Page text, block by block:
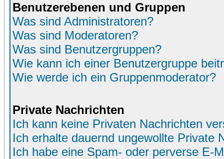
Benutzerebenen und Gruppen
Was sind Administratoren?
Was sind Moderatoren?
Was sind Benutzergruppen?
Wie kann ich einer Benutzergruppe
Wie werde ich ein Gruppenmoderator?
Private Nachrichten
Ich kann keine Privaten Nachrichten
Ich erhalte dauernd ungewollte Private
Ich habe eine Spam- oder perverse E-